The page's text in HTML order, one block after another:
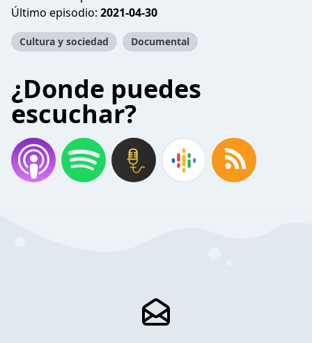
Último episodio: 2021-04-30
Cultura y sociedad Documental
¿Donde puedes
escuchar?